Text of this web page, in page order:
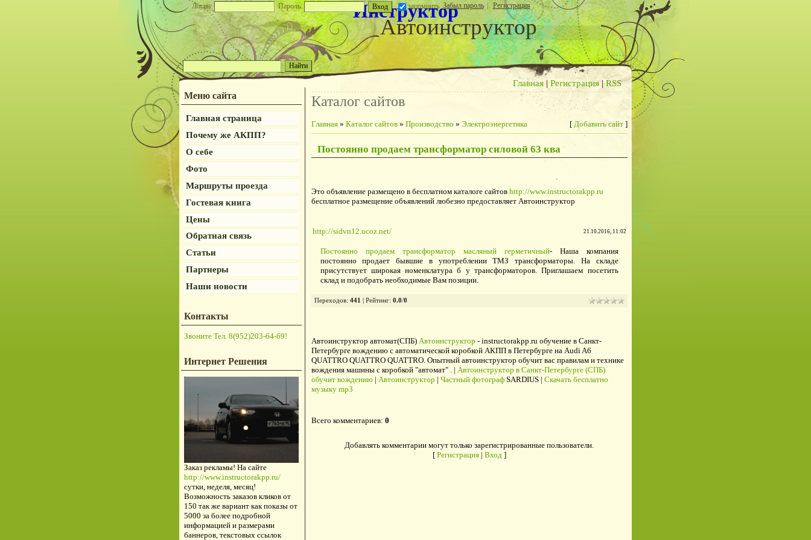
Логин: Пароль: запомнить Забыл пароль | Регистрация
Автоинструктор
Инструктор
Главная| Регистрация|RSS
Меню сайта
Главная страница
Почему же АКПП?
О себе
Фото
Маршруты проезда
Гостевая книга
Цены
Обратная связь
Статьи
Партнеры
Наши новости
Контакты
Звоните Тел. 8(952)203-64-69!
Интернет Решения
Заказ рекламы! На сайте
http://www.instructorakpp.ru/
сутки, неделя, месяц!
Возможность заказов кликов от
150 так же вариант как показы от
5000 за более подробной
информацией и размерами
баннеров, текстовых ссылок
Каталог сайтов
Главная» Каталог сайтов» Производство » Электроэнергетика [ Добавить сайт]
Постоянно продаем трансформатор силовой 63 ква
Это объявление размещено в бесплатном каталоге сайтов http://www.instructorakpp.ru
бесплатное размещение объявлений любезно предоставляет Автоинструктор
http://sidvn12.ucoz.net/ 21.10.2016, 11:02
Постоянно продаем трансформатор масляный герметичный- Наша компания
постоянно продает бывшие в употреблении ТМЗ трансформаторы. На складе
присутствует широкая номенклатура б у трансформаторов. Приглашаем посетить
склад и подобрать необходимые Вам позиции.
Переходов: 441 Рейтинг: 0.0/0
Автоинструктор автомат(СПБ) Автоинструктор - instructorakpp.ru обучение в Санкт-
Петербурге вождению с автоматической коробкой АКПП в Петербурге на Audi A6
QUATTRO QUATTRO QUATTRO. Опытный автоинструктор обучит вас правилам и технике
вождения машины с коробкой "автомат" . | Автоинструктор в Санкт-Петербурге (СПБ)
обучит вождению| Автоинструктор | Частный фотографSARDIUS | Скачать бесплатно
музыку mp3
Всего комментариев: 0
Добавлять комментарии могут только зарегистрированные пользователи.
[ Регистрация| Вход]